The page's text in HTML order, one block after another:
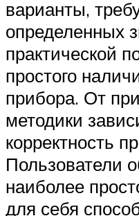
варианты,
определенных
практической
простого
прибора. От
методики
корректность
Пользователи
наиболее
для себя